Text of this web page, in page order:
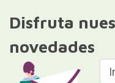
Disfruta
novedades